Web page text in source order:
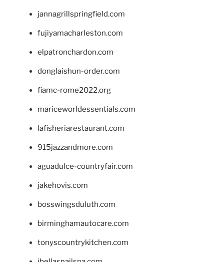
jannagrillspringfield.com
fujiyamacharleston.com
elpatronchardon.com
donglaishun-order.com
fiamc-rome2022.org
mariceworldessentials.com
lafisheriarestaurant.com
915jazzandmore.com
aguadulce-countryfair.com
jakehovis.com
bosswingsduluth.com
birminghamautocare.com
tonyscountrykitchen.com